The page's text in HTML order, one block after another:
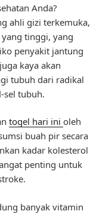
Anda?
ahli gizi terkemuka,
tinggi, yang
penyakit jantung
kaya akan
tubuh dari radikal
sel tubuh.
togel hari ini oleh
buah pir secara
kadar kolesterol
penting untuk
banyak vitamin